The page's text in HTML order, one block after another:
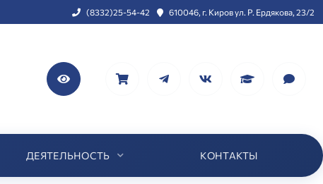
(8332)25-54-42 610046, г. Киров ул. Р. Ердякова, 23/2
ДЕЯТЕЛЬНОСТЬ КОНТАКТЫ